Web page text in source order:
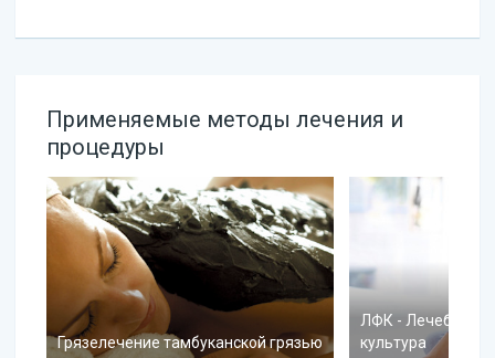
Применяемые методы лечения и
процедуры
Грязелечение тамбуканской грязью
ЛФК - Лечебная
культура